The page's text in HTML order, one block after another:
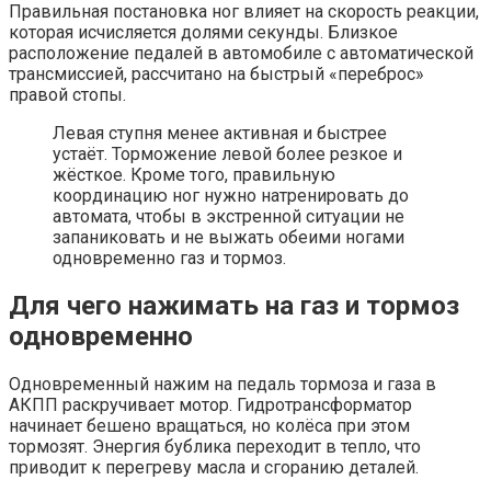
Правильная постановка ног влияет на скорость реакции,
которая исчисляется долями секунды. Близкое
расположение педалей в автомобиле с автоматической
трансмиссией, рассчитано на быстрый «переброс»
правой стопы.
Левая ступня менее активная и быстрее
устаёт. Торможение левой более резкое и
жёсткое. Кроме того, правильную
координацию ног нужно натренировать до
автомата, чтобы в экстренной ситуации не
запаниковать и не выжать обеими ногами
одновременно газ и тормоз.
Для чего нажимать на газ и тормоз
одновременно
Одновременный нажим на педаль тормоза и газа в
АКПП раскручивает мотор. Гидротрансформатор
начинает бешено вращаться, но колёса при этом
тормозят. Энергия бублика переходит в тепло, что
приводит к перегреву масла и сгоранию деталей.